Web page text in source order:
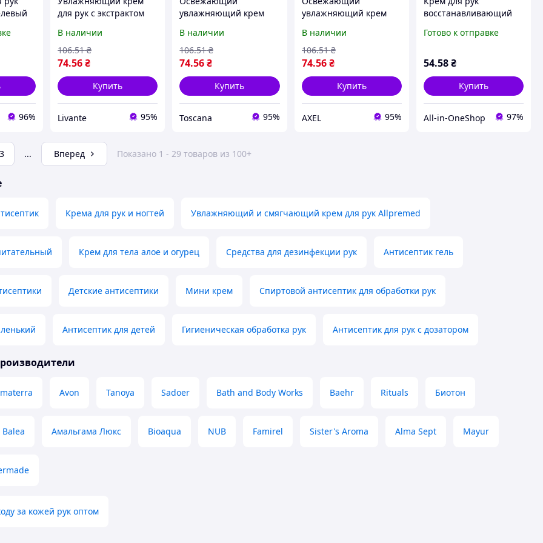
96%
для рук с экстрактом
Intense "Lv"
В наличии
74.56₴
106.51 ₴
Купить
Livante 95%
увлажняющий крем
авокадо 50 мл Colour
Intense "Ts"
В наличии
74.56₴
106.51 ₴
Купить
Toscana 95%
увлажняющий крем
авокадо 50 мл Colour
Intense "Ax"
В наличии
74.56 ₴
106.51 ₴
Купить
AXEL 95%
восстанавливающий
Intense
Готово к отправке
54.58₴
Купить
All-in-OneShop 97%
3 ... Вперед Показано 1 - 29 товаров из 100+
Крема для рук и ногтей Увлажняющий и смягчающий крем для рук Allpremed
Крем для тела алое и огурец Средства для дезинфекции рук Антисептик гель
Детские антисептики Мини крем Спиртовой антисептик для обработки рук
Антисептик для детей Гигиеническая обработка рук Антисептик для рук с дозатором
Avon Tanoya Sadoer Bath and Body Works Baehr Rituals Биотон
Balea Амальгама Люкс Bioaqua NUB Famirel Sister's Aroma Alma Sept Mayur
за кожей рук оптом